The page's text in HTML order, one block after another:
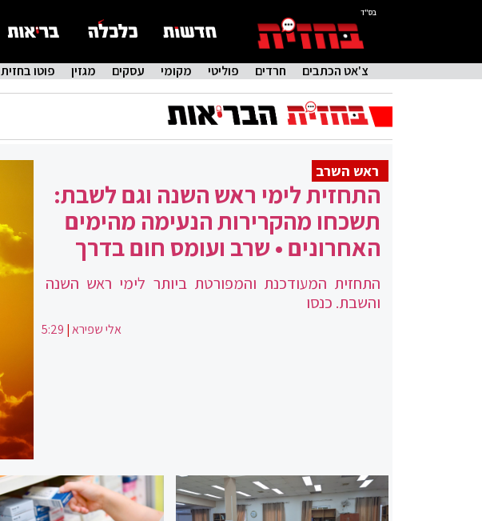
בס"ד
צ'אט הכתבים חרדים פוליטי מקומי עסקים מגזין פוטו בחזית
ראש השרב
התחזית לימי ראש השנה וגם לשבת:
תשכחו מהקרירות הנעימה מהימים
האחרונים • שרב ועומס חום בדרך
התחזית המעודכנת והמפורטת ביותר לימי ראש השנה
והשבת. כנסו
אלי שפירא|
5:29